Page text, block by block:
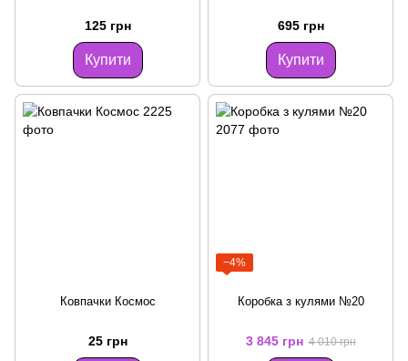
125 грн
Купити
695 грн
Купити
Ковпачки Космос
25 грн
−4%
Коробка з кулями №20
3 845 грн 4 010 грн